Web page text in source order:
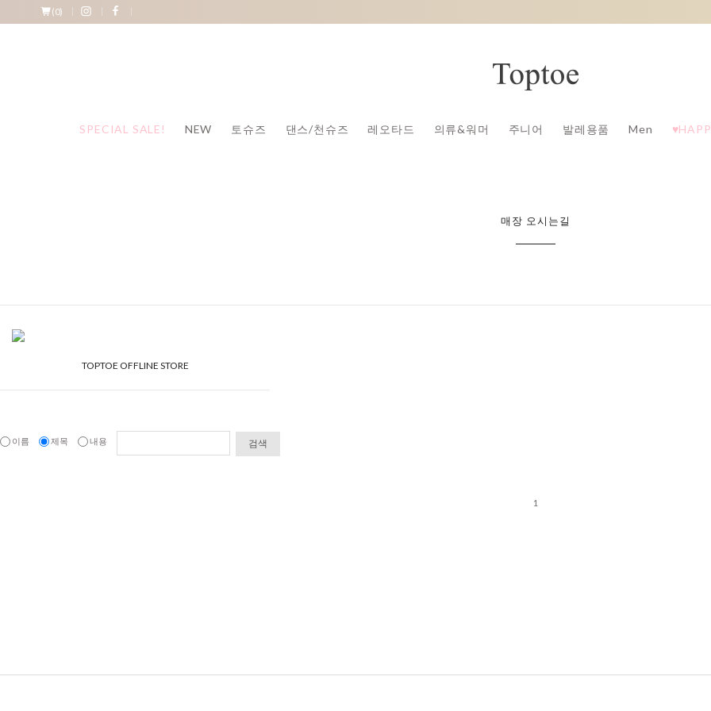
(0)
SPECIAL SALE! NEW 토슈즈 댄스/천슈즈 레오타드 의류&워머 주니어 발레용품 Men
매장 오시는길
TOPTOE OFFLINE STORE
이름 제목 내용 검색
1